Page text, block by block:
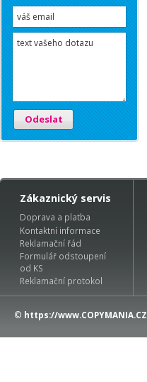
Odeslat
Zákaznický servis
Doprava a platba
Kontaktní informace
Reklamační řád
Formulář odstoupení
od KS
Reklamační protokol
© https://www.COPYMANIA.CZ